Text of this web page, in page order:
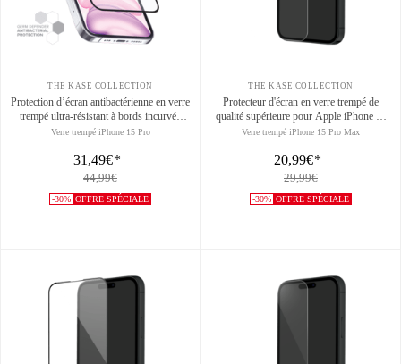
THE KASE COLLECTION
Protection d’écran antibactérienne en verre
trempé ultra-résistant à bords incurvés
pour Apple iPhone 15 Pro, Noir
Verre trempé iPhone 15 Pro
31,49€*
44,99€
-30% OFFRE SPÉCIALE
THE KASE COLLECTION
Protecteur d'écran en verre trempé de
qualité supérieure pour Apple iPhone 15
Pro Max, transparent
Verre trempé iPhone 15 Pro Max
20,99€*
29,99€
-30% OFFRE SPÉCIALE